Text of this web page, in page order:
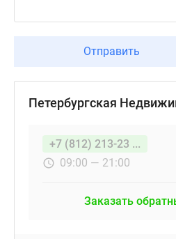
Отправить
Петербургская
+7 (812) 213-23 ...
09:00 — 21:00
Заказать